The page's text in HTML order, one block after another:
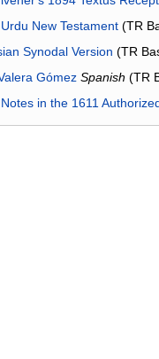
New Testament(TR
Synodal Version (TR
Gómez Spanish (TR
in the 1611